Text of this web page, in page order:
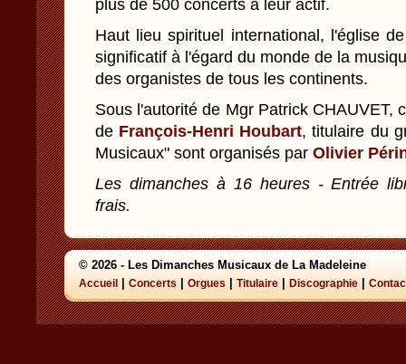
plus de 500 concerts à leur actif.
Haut lieu spirituel international, l'église
significatif à l'égard du monde de la
des organistes de tous les continents.
Sous l'autorité de Mgr Patrick CHAUVET,
de François-Henri Houbart, titulaire du
Musicaux" sont organisés par Olivier
Les dimanches à 16 heures - Entrée
frais.
© 2026 - Les Dimanches Musicaux de La Madeleine
Accueil Concerts Orgues Titulaire Discographie